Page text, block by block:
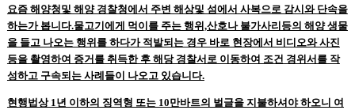
요즘 해양청및 해양 경찰청에서 주변 해상및 섬에서 사복으로 감시와 단속을
하는가 봅니다.물고기에게 먹이를 주는 행위,산호나 불가사리등의 해양 생물
을 들고 나오는 행위를 하다가 적발되는 경우 바로 현장에서 비디오와 사진
등을 촬영하여 증거를 취득한 후 해당 경찰서로 이동하여 조건 경위서를 작
성하고 구속되는 사례들이 나오고 있습니다.
현행법상 1년 이하의 징역형 또는 10만바트의 벌글을 지불하셔야 하오니 여